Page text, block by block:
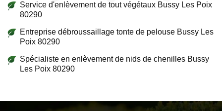
Service d'enlèvement de tout végétaux Bussy Les Poix
80290
Entreprise débroussaillage tonte de pelouse Bussy Les
Poix 80290
Spécialiste en enlèvement de nids de chenilles Bussy
Les Poix 80290